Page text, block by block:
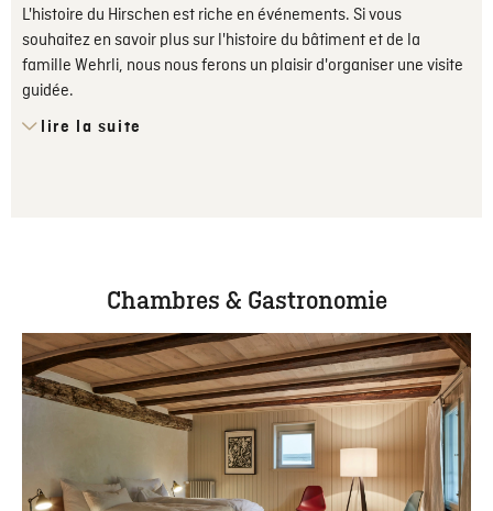
L'histoire du Hirschen est riche en événements. Si vous
souhaitez en savoir plus sur l'histoire du bâtiment et de la
famille Wehrli, nous nous ferons un plaisir d'organiser une visite
guidée.
lire la suite
Chambres & Gastronomie